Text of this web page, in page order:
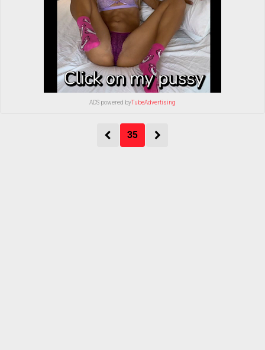
ADS powered byTubeAdvertising
35